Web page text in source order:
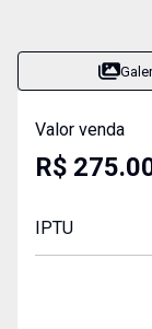
Valor venda
R$
IPTU